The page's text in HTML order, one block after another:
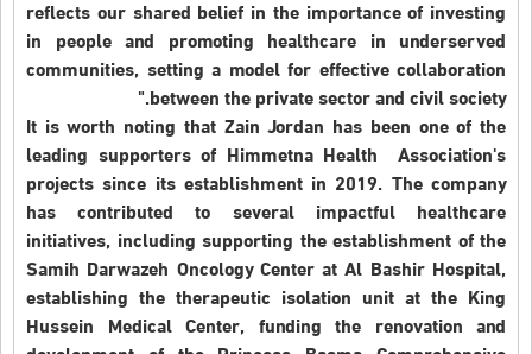
reflects our shared belief in the importance of investing
in people and promoting healthcare in underserved
communities, setting a model for effective collaboration
between the private sector and civil society."
It is worth noting that Zain Jordan has been one of the
leading supporters of Himmetna Health Association's
projects since its establishment in 2019. The company
has contributed to several impactful healthcare
initiatives, including supporting the establishment of the
Samih Darwazeh Oncology Center at Al Bashir Hospital,
establishing the therapeutic isolation unit at the King
Hussein Medical Center, funding the renovation and